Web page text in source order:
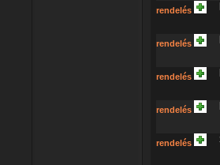
rendelés
rendelés
rendelés
rendelés
rendelés